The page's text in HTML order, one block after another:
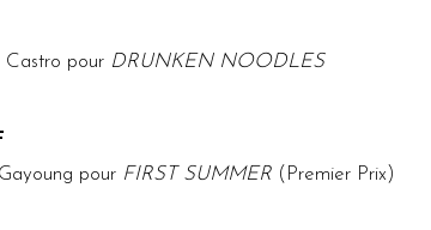
Castro pour DRUNKEN NOODLES
pour FIRST SUMMER (Premier Prix)